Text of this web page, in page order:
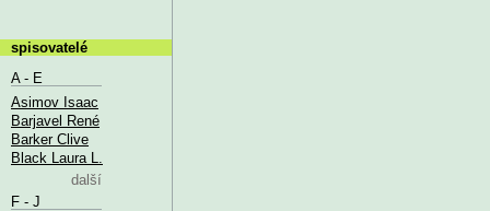
spisovatelé
A - E
Asimov Isaac
Barjavel René
Barker Clive
Black Laura L.
další
F - J